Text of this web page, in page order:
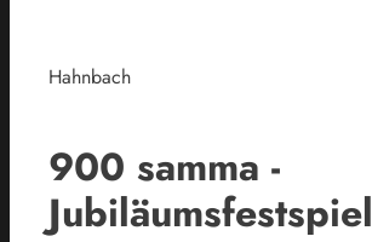
Hahnbach
900 samma -
Jubiläumsfestspiel